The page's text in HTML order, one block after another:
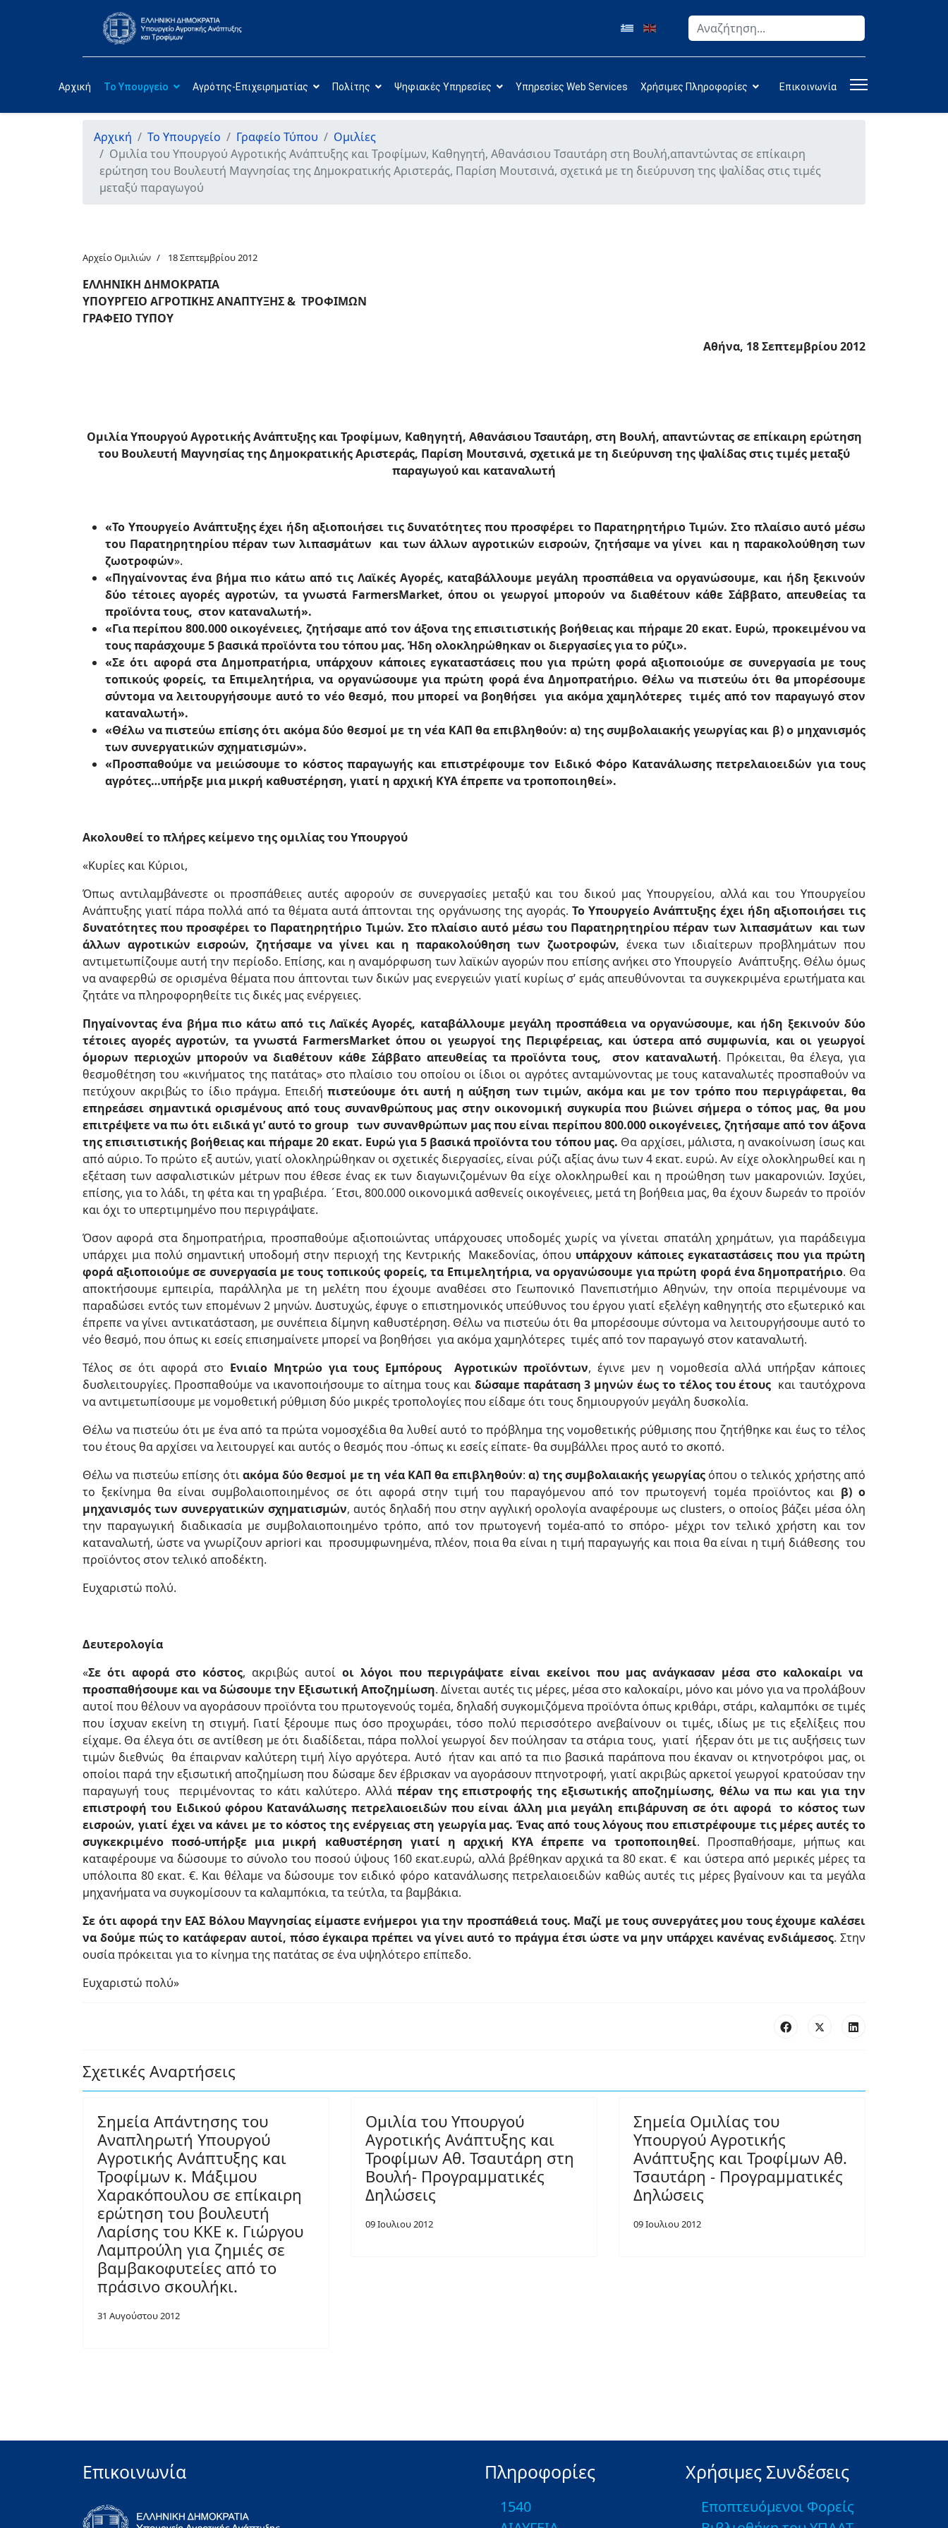
Αναζήτηση
Αρχική Το Υπουργείο Αγρότης-Επιχειρηματίας Πολίτης Ψηφιακές Υπηρεσίες Υπηρεσίες Web Services Χρήσιμες Πληροφορίες Επικοινωνία
Αρχική Το Υπουργείο Γραφείο Τύπου
Ομιλίες
Ομιλία του Υπουργού Αγροτικής Ανάπτυξης και Τροφίμων, Καθηγητή, Αθανάσιου Τσαυτάρη στη Βουλή,απαντώντας σε επίκαιρη
ερώτηση του Βουλευτή Μαγνησίας της Δημοκρατικής Αριστεράς, Παρίση Μουτσινά, σχετικά με τη διεύρυνση της ψαλίδας στις τιμές
μεταξύ παραγωγού
Αρχείο Ομιλιών 18 Σεπτεμβρίου 2012
ΕΛΛΗΝΙΚΗ ΔΗΜΟΚΡΑΤΙΑ
ΥΠΟΥΡΓΕΙΟ ΑΓΡΟΤΙΚΗΣ ΑΝΑΠΤΥΞΗΣ & ΤΡΟΦΙΜΩΝ
ΓΡΑΦΕΙΟ ΤΥΠΟΥ
Αθήνα, 18 Σεπτεμβρίου 2012
Ομιλία Υπουργού Αγροτικής Ανάπτυξης και Τροφίμων, Καθηγητή, Αθανάσιου Τσαυτάρη, στη Βουλή, απαντώντας σε επίκαιρη ερώτηση
του Βουλευτή Μαγνησίας της Δημοκρατικής Αριστεράς, Παρίση Μουτσινά, σχετικά με τη διεύρυνση της ψαλίδας στις τιμές μεταξύ
παραγωγού και καταναλωτή
«Το Υπουργείο Ανάπτυξης έχει ήδη αξιοποιήσει τις δυνατότητες που προσφέρει το Παρατηρητήριο Τιμών. Στο πλαίσιο αυτό μέσω
του Παρατηρητηρίου πέραν των λιπασμάτων και των άλλων αγροτικών εισροών, ζητήσαμε να γίνει και η παρακολούθηση των
ζωοτροφών».
«Πηγαίνοντας ένα βήμα πιο κάτω από τις Λαϊκές Αγορές, καταβάλλουμε μεγάλη προσπάθεια να οργανώσουμε, και ήδη ξεκινούν
δύο τέτοιες αγορές αγροτών, τα γνωστά FarmersMarket, όπου οι γεωργοί μπορούν να διαθέτουν κάθε Σάββατο, απευθείας τα
προϊόντα τους, στον καταναλωτή».
«Για περίπου 800.000 οικογένειες, ζητήσαμε από τον άξονα της επισιτιστικής βοήθειας και πήραμε 20 εκατ. Ευρώ, προκειμένου να
τους παράσχουμε 5 βασικά προϊόντα του τόπου μας. Ήδη ολοκληρώθηκαν οι διεργασίες για το ρύζι».
«Σε ότι αφορά στα Δημοπρατήρια, υπάρχουν κάποιες εγκαταστάσεις που για πρώτη φορά αξιοποιούμε σε συνεργασία με τους
τοπικούς φορείς, τα Επιμελητήρια, να οργανώσουμε για πρώτη φορά ένα Δημοπρατήριο. Θέλω να πιστεύω ότι θα μπορέσουμε
σύντομα να λειτουργήσουμε αυτό το νέο θεσμό, που μπορεί να βοηθήσει για ακόμα χαμηλότερες τιμές από τον παραγωγό στον
καταναλωτή».
«Θέλω να πιστεύω επίσης ότι ακόμα δύο θεσμοί με τη νέα ΚΑΠ θα επιβληθούν: α) της συμβολαιακής γεωργίας και β) ο μηχανισμός
των συνεργατικών σχηματισμών».
«Προσπαθούμε να μειώσουμε το κόστος παραγωγής και επιστρέφουμε τον Ειδικό Φόρο Κατανάλωσης πετρελαιοειδών για τους
αγρότες…υπήρξε μια μικρή καθυστέρηση, γιατί η αρχική ΚΥΑ έπρεπε να τροποποιηθεί».
Ακολουθεί το πλήρες κείμενο της ομιλίας του Υπουργού
«Κυρίες και Κύριοι,
Όπως αντιλαμβάνεστε οι προσπάθειες αυτές αφορούν σε συνεργασίες μεταξύ και του δικού μας Υπουργείου, αλλά και του Υπουργείου
Ανάπτυξης γιατί πάρα πολλά από τα θέματα αυτά άπτονται της οργάνωσης της αγοράς.Το Υπουργείο Ανάπτυξης έχει ήδη αξιοποιήσει τις
δυνατότητες που προσφέρει το Παρατηρητήριο Τιμών. Στο πλαίσιο αυτό μέσω του Παρατηρητηρίου πέραν των λιπασμάτων και των
άλλων αγροτικών εισροών, ζητήσαμε να γίνει και η παρακολούθηση των ζωοτροφών, ένεκα των ιδιαίτερων προβλημάτων που
αντιμετωπίζουμε αυτή την περίοδο. Επίσης, και η αναμόρφωση των λαϊκών αγορών που επίσης ανήκει στο Υπουργείο Ανάπτυξης. Θέλω όμως
να αναφερθώ σε ορισμένα θέματα που άπτονται των δικών μας ενεργειών γιατί κυρίως σ’ εμάς απευθύνονται τα συγκεκριμένα ερωτήματα και
ζητάτε να πληροφορηθείτε τις δικές μας ενέργειες.
Πηγαίνοντας ένα βήμα πιο κάτω από τις Λαϊκές Αγορές, καταβάλλουμε μεγάλη προσπάθεια να οργανώσουμε, και ήδη ξεκινούν δύο
τέτοιες αγορές αγροτών, τα γνωστά FarmersMarket όπου οι γεωργοί της Περιφέρειας, και ύστερα από συμφωνία, και οι γεωργοί
όμορων περιοχών μπορούν να διαθέτουν κάθε Σάββατο απευθείας τα προϊόντα τους, στον καταναλωτή. Πρόκειται, θα έλεγα, για
θεσμοθέτηση του «κινήματος της πατάτας» στο πλαίσιο του οποίου οι ίδιοι οι αγρότες ανταμώνοντας με τους καταναλωτές προσπαθούν να
πετύχουν ακριβώς το ίδιο πράγμα. Επειδή πιστεύουμε ότι αυτή η αύξηση των τιμών, ακόμα και με τον τρόπο που περιγράφεται, θα
επηρεάσει σημαντικά ορισμένους από τους συνανθρώπους μας στην οικονομική συγκυρία που βιώνει σήμερα ο τόπος μας, θα μου
επιτρέψετε να πω ότι ειδικά γι’ αυτό το group των συνανθρώπων μας που είναι περίπου 800.000 οικογένειες, ζητήσαμε από τον άξονα
της επισιτιστικής βοήθειας και πήραμε 20 εκατ. Ευρώ για 5 βασικά προϊόντα του τόπου μας. Θα αρχίσει, μάλιστα, η ανακοίνωση ίσως και
από αύριο. Το πρώτο εξ αυτών, γιατί ολοκληρώθηκαν οι σχετικές διεργασίες, είναι ρύζι αξίας άνω των 4 εκατ. ευρώ. Αν είχε ολοκληρωθεί και η
εξέταση των ασφαλιστικών μέτρων που έθεσε ένας εκ των διαγωνιζομένων θα είχε ολοκληρωθεί και η προώθηση των μακαρονιών. Ισχύει,
επίσης, για το λάδι, τη φέτα και τη γραβιέρα. ΄Ετσι, 800.000 οικονομικά ασθενείς οικογένειες, μετά τη βοήθεια μας, θα έχουν δωρεάν το προϊόν
και όχι το υπερτιμημένο που περιγράψατε.
Όσον αφορά στα δημοπρατήρια, προσπαθούμε αξιοποιώντας υπάρχουσες υποδομές χωρίς να γίνεται σπατάλη χρημάτων, για παράδειγμα
υπάρχει μια πολύ σημαντική υποδομή στην περιοχή της Κεντρικής Μακεδονίας, όπου υπάρχουν κάποιες εγκαταστάσεις που για πρώτη
φορά αξιοποιούμε σε συνεργασία με τους τοπικούς φορείς, τα Επιμελητήρια, να οργανώσουμε για πρώτη φορά ένα δημοπρατήριο. Θα
αποκτήσουμε εμπειρία, παράλληλα με τη μελέτη που έχουμε αναθέσει στο Γεωπονικό Πανεπιστήμιο Αθηνών, την οποία περιμένουμε να
παραδώσει εντός των επομένων 2 μηνών. Δυστυχώς, έφυγε ο επιστημονικός υπεύθυνος του έργου γιατί εξελέγη καθηγητής στο εξωτερικό και
έπρεπε να γίνει αντικατάσταση, με συνέπεια δίμηνη καθυστέρηση. Θέλω να πιστεύω ότι θα μπορέσουμε σύντομα να λειτουργήσουμε αυτό το
νέο θεσμό, που όπως κι εσείς επισημαίνετε μπορεί να βοηθήσει για ακόμα χαμηλότερες τιμές από τον παραγωγό στον καταναλωτή.
Τέλος σε ότι αφορά στο Ενιαίο Μητρώο για τους Εμπόρους Αγροτικών προϊόντων, έγινε μεν η νομοθεσία αλλά υπήρξαν κάποιες
δυσλειτουργίες. Προσπαθούμε να ικανοποιήσουμε το αίτημα τους και δώσαμε παράταση 3 μηνών έως το τέλος του έτους και ταυτόχρονα
να αντιμετωπίσουμε με νομοθετική ρύθμιση δύο μικρές τροπολογίες που είδαμε ότι τους δημιουργούν μεγάλη δυσκολία.
Θέλω να πιστεύω ότι με ένα από τα πρώτα νομοσχέδια θα λυθεί αυτό το πρόβλημα της νομοθετικής ρύθμισης που ζητήθηκε και έως το τέλος
του έτους θα αρχίσει να λειτουργεί και αυτός ο θεσμός που -όπως κι εσείς είπατε- θα συμβάλλει προς αυτό το σκοπό.
Θέλω να πιστεύω επίσης ότιακόμα δύο θεσμοί με τη νέα ΚΑΠ θα επιβληθούν:α) της συμβολαιακής γεωργίαςόπου ο τελικός χρήστης από
το ξεκίνημα θα είναι συμβολαιοποιημένος σε ότι αφορά στην τιμή του παραγόμενου από τον πρωτογενή τομέα προϊόντος και β) ο
μηχανισμός των συνεργατικών σχηματισμών, αυτός δηλαδή που στην αγγλική ορολογία αναφέρουμε ως clusters, ο οποίος βάζει μέσα όλη
την παραγωγική διαδικασία με συμβολαιοποιημένο τρόπο, από τον πρωτογενή τομέα-από το σπόρο- μέχρι τον τελικό χρήστη και τον
καταναλωτή, ώστε να γνωρίζουν apriori και προσυμφωνημένα, πλέον, ποια θα είναι η τιμή παραγωγής και ποια θα είναι η τιμή διάθεσης του
προϊόντος στον τελικό αποδέκτη.
Ευχαριστώ πολύ.
Δευτερολογία
«Σε ότι αφορά στο κόστος, ακριβώς αυτοί οι λόγοι που περιγράψατε είναι εκείνοι που μας ανάγκασαν μέσα στο καλοκαίρι να
προσπαθήσουμε και να δώσουμε την Εξισωτική Αποζημίωση. Δίνεται αυτές τις μέρες, μέσα στο καλοκαίρι, μόνο και μόνο για να προλάβουν
αυτοί που θέλουν να αγοράσουν προϊόντα του πρωτογενούς τομέα, δηλαδή συγκομιζόμενα προϊόντα όπως κριθάρι, στάρι, καλαμπόκι σε τιμές
που ίσχυαν εκείνη τη στιγμή. Γιατί ξέρουμε πως όσο προχωράει, τόσο πολύ περισσότερο ανεβαίνουν οι τιμές, ιδίως με τις εξελίξεις που
είχαμε. Θα έλεγα ότι σε αντίθεση με ότι διαδίδεται, πάρα πολλοί γεωργοί δεν πούλησαν τα στάρια τους, γιατί ήξεραν ότι με τις αυξήσεις των
τιμών διεθνώς θα έπαιρναν καλύτερη τιμή λίγο αργότερα. Αυτό ήταν και από τα πιο βασικά παράπονα που έκαναν οι κτηνοτρόφοι μας, οι
οποίοι παρά την εξισωτική αποζημίωση που δώσαμε δεν έβρισκαν να αγοράσουν πτηνοτροφή, γιατί ακριβώς αρκετοί γεωργοί κρατούσαν την
παραγωγή τους περιμένοντας το κάτι καλύτερο. Αλλά πέραν της επιστροφής της εξισωτικής αποζημίωσης, θέλω να πω και για την
επιστροφή του Ειδικού φόρου Κατανάλωσης πετρελαιοειδών που είναι άλλη μια μεγάλη επιβάρυνση σε ότι αφορά το κόστος των
εισροών, γιατί έχει να κάνει με το κόστος της ενέργειας στη γεωργία μας. Ένας από τους λόγους που επιστρέφουμε τις μέρες αυτές το
συγκεκριμένο ποσό-υπήρξε μια μικρή καθυστέρηση γιατί η αρχική ΚΥΑ έπρεπε να τροποποιηθεί. Προσπαθήσαμε, μήπως και
καταφέρουμε να δώσουμε το σύνολο του ποσού ύψους 160 εκατ.ευρώ, αλλά βρέθηκαν αρχικά τα 80 εκατ. € και ύστερα από μερικές μέρες τα
υπόλοιπα 80 εκατ. €. Και θέλαμε να δώσουμε τον ειδικό φόρο κατανάλωσης πετρελαιοειδών καθώς αυτές τις μέρες βγαίνουν και τα μεγάλα
μηχανήματα να συγκομίσουν τα καλαμπόκια, τα τεύτλα, τα βαμβάκια.
Σε ότι αφορά την ΕΑΣ Βόλου Μαγνησίας είμαστε ενήμεροι για την προσπάθειά τους. Μαζί με τους συνεργάτες μου τους έχουμε καλέσει
να δούμε πώς το κατάφεραν αυτοί, πόσο έγκαιρα πρέπει να γίνει αυτό το πράγμα έτσι ώστε να μην υπάρχει κανένας ενδιάμεσος. Στην
ουσία πρόκειται για το κίνημα της πατάτας σε ένα υψηλότερο επίπεδο.
Ευχαριστώ πολύ»
Σχετικές Αναρτήσεις
Σημεία Απάντησης του
Αναπληρωτή Υπουργού
Αγροτικής Ανάπτυξης και
Τροφίμων κ. Μάξιμου
Χαρακόπουλου σε επίκαιρη
ερώτηση του βουλευτή
Λαρίσης του ΚΚΕ κ. Γιώργου
Λαμπρούλη για ζημιές σε
βαμβακοφυτείες από το
πράσινο σκουλήκι.
31 Αυγούστου 2012
Ομιλία του Υπουργού
Αγροτικής Ανάπτυξης και
Τροφίμων Αθ. Τσαυτάρη στη
Βουλή- Προγραμματικές
Δηλώσεις
09 Ιουλιου 2012
Σημεία Ομιλίας του
Υπουργού Αγροτικής
Ανάπτυξης και Τροφίμων Αθ.
Τσαυτάρη - Προγραμματικές
Δηλώσεις
09 Ιουλιου 2012
Επικοινωνία Πληροφορίες
1540
Χρήσιμες Συνδέσεις
Εποπτευόμενοι Φορείς